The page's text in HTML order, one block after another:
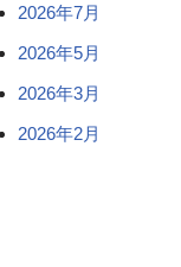
2026年7月
2026年5月
2026年3月
2026年2月